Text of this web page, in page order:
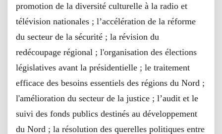
promotion de la diversité culturelle à la radio et
télévision nationales ; l’accélération de la réforme
du secteur de la sécurité ; la révision du
redécoupage régional ; l'organisation des élections
législatives avant la présidentielle ; le traitement
efficace des besoins essentiels des régions du Nord ;
l'amélioration du secteur de la justice ; l’audit et le
suivi des fonds publics destinés au développement
du Nord ; la résolution des querelles politiques entre